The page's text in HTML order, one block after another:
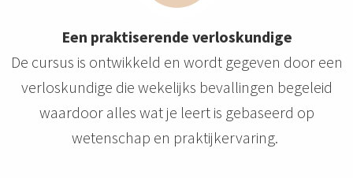
Een praktiserende verloskundige
De cursus is ontwikkeld en wordt gegeven door een
verloskundige die wekelijks bevallingen begeleid
waardoor alles wat je leert is gebaseerd op
wetenschap en praktijkervaring.